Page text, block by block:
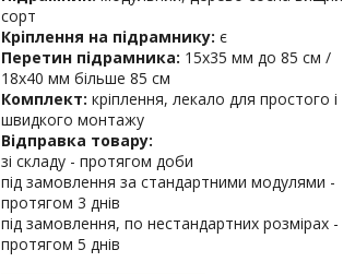
сорт
Кріплення на підрамнику: є
Перетин підрамника: 15х35 мм до 85 см /
18х40 мм більше 85 см
Комплект: кріплення, лекало для простого і
швидкого монтажу
Відправка товару:
зі складу - протягом доби
під замовлення за стандартними модулями -
протягом 3 днів
під замовлення, по нестандартних розмірах -
протягом 5 днів